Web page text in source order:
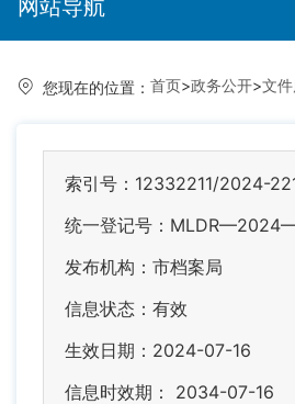
网站导航
您现在的位置： 首页>政务公开>文
索引号：12332211/2024-
统一登记号：
发布机构：市档案局
信息状态：有效
生效日期：2024-07-16
信息时效期：
2034-07-16